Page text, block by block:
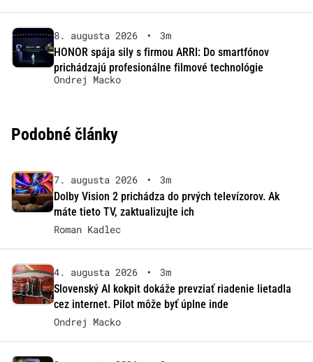
8. augusta 2026 •
3m
HONOR spája sily s firmou ARRI: Do smartfónov
prichádzajú profesionálne filmové technológie
Ondrej Macko
Podobné články
7. augusta 2026 •
3m
Dolby Vision 2 prichádza do prvých televízorov. Ak
máte tieto TV, zaktualizujte ich
Roman Kadlec
4. augusta 2026 •
3m
Slovenský AI kokpit dokáže prevziať riadenie lietadla
cez internet. Pilot môže byť úplne inde
Ondrej Macko